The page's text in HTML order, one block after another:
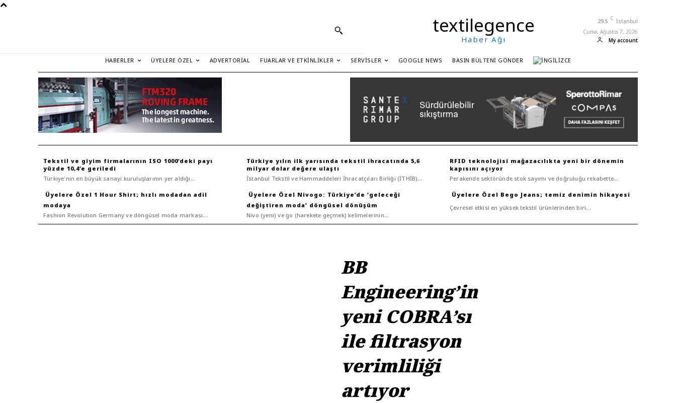
textilegence
Haber Ağı
29.5 C İstanbul
Cuma, Ağustos 7, 2026
My account
HABERLER ÜYELERE ÖZEL ADVERTORIAL FUARLAR VE ETKINLIKLER SERVISLER GOOGLE NEWS BASIN BÜLTENI GÖNDER
Tekstil ve giyim firmalarının ISO 1000’deki payı
yüzde 10,4’e geriledi
Türkiye'nin en büyük sanayi kuruluşlarının yer aldığı...
Türkiye yılın ilk yarısında tekstil ihracatında 5,6
milyar dolar değere ulaştı
İstanbul Tekstil ve Hammaddeleri İhracatçıları Birliği (İTHİB)...
RFID teknolojisi mağazacılıkta yeni bir dönemin
kapısını açıyor
Perakende sektöründe stok sayımı ve doğruluğu rekabette...
1 Hour Shirt; hızlı modadan adil
modaya
Fashion Revolution Germany ve döngüsel moda markası...
Nivogo: Türkiye’de ‘geleceği
değiştiren moda’ döngüsel dönüşüm
Nivo (yeni) ve go (harekete geçmek) kelimelerinin...
Bego Jeans; temiz denimin hikayesi
Çevresel etkisi en yüksek tekstil ürünlerinden biri...
BB
Engineering’in
yeni COBRA’sı
ile filtrasyon
verimliliği
artıyor